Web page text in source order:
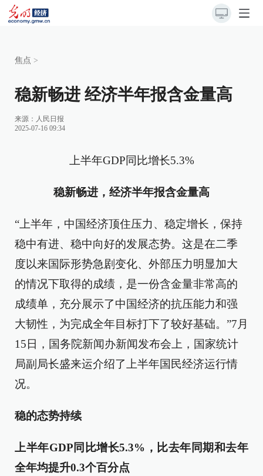
焦点 >
稳新畅进 经济半年报含金量高
来源： 人民日报
2025-07-16 09:34
上半年GDP同比增长5.3%
稳新畅进，经济半年报含金量高
“上半年，中国经济顶住压力、稳定增长，保持
稳中有进、稳中向好的发展态势。这是在二季
度以来国际形势急剧变化、外部压力明显加大
的情况下取得的成绩，是一份含金量非常高的
成绩单，充分展示了中国经济的抗压能力和强
大韧性，为完成全年目标打下了较好基础。”7月
15日，国务院新闻办新闻发布会上，国家统计
局副局长盛来运介绍了上半年国民经济运行情
况。
稳的态势持续
上半年GDP同比增长5.3%，比去年同期和去年
全年均提升0.3个百分点